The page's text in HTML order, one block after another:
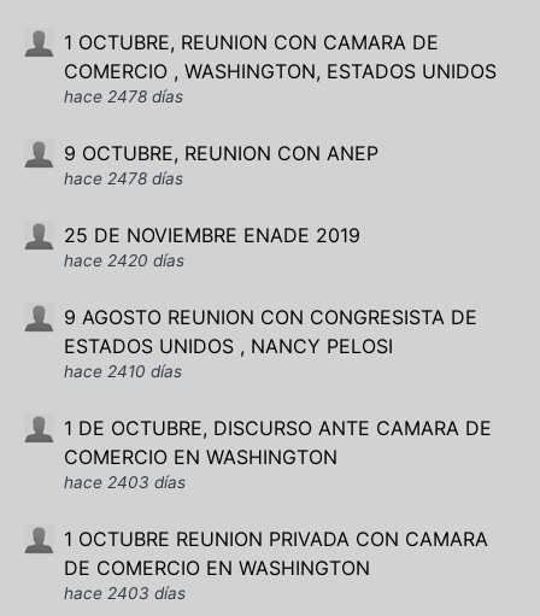
1 OCTUBRE, REUNION CON CAMARA DE
COMERCIO , WASHINGTON, ESTADOS UNIDOS
hace 2478 días
9 OCTUBRE, REUNION CON ANEP
hace 2478 días
25 DE NOVIEMBRE ENADE 2019
hace 2420 días
9 AGOSTO REUNION CON CONGRESISTA DE
ESTADOS UNIDOS , NANCY PELOSI
hace 2410 días
1 DE OCTUBRE, DISCURSO ANTE CAMARA DE
COMERCIO EN WASHINGTON
hace 2403 días
1 OCTUBRE REUNION PRIVADA CON CAMARA
DE COMERCIO EN WASHINGTON
hace 2403 días